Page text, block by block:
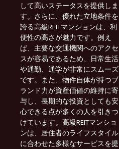
して高いステータスを提供しま
す。さらに、優れた立地条件を
誇る高級REITマンションは、利
便性の高さが魅力です。例え
ば、主要な交通機関へのアクセ
スが容易であるため、日常生活
や通勤、通学が非常にスムーズ
です。また、物件自体が持つブ
ランド力が資産価値の維持に寄
与し、長期的な投資としても安
心できる点が多くの人を引きつ
けています。高級REITマンショ
ンは、居住者のライフスタイル
に合わせた多様なサービスを提